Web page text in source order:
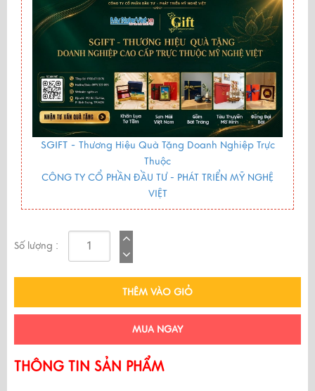
SGIFT - Thương Hiệu Quà Tặng Doanh Nghiệp Trực
Thuộc
CÔNG TY CỔ PHẦN ĐẦU TƯ - PHÁT TRIỂN MỸ NGHỆ
VIỆT
Số lượng :
THÊM VÀO GIỎ
MUA NGAY
THÔNG TIN SẢN PHẨM